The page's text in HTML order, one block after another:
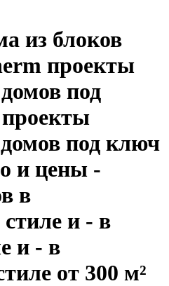
из блоков
проекты
под
под ключ
и цены -
в
и - в
и - в
от 300 м²